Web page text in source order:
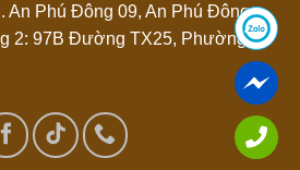
và trang web trong trình duyệt này
An Phú Đông 09, An Phú Đông,
2: 97B Đường TX25, Phường